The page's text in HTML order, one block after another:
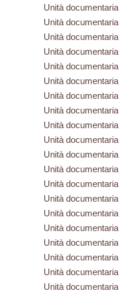
Unità documentaria
Unità documentaria
Unità documentaria
Unità documentaria
Unità documentaria
Unità documentaria
Unità documentaria
Unità documentaria
Unità documentaria
Unità documentaria
Unità documentaria
Unità documentaria
Unità documentaria
Unità documentaria
Unità documentaria
Unità documentaria
Unità documentaria
Unità documentaria
Unità documentaria
Unità documentaria